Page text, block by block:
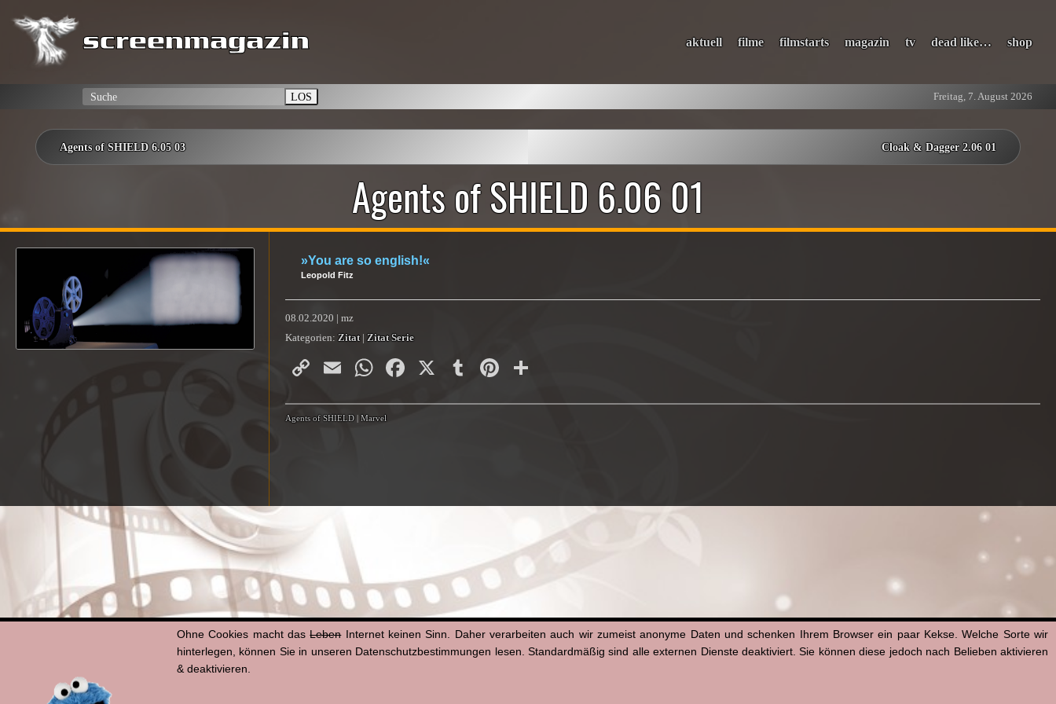
aktuell filme filmstarts magazin tv dead like… shop
LOS Freitag, 7. August 2026
Agents of SHIELD 6.05 03 Cloak & Dagger 2.06 01
Agents of SHIELD 6.06 01
»You are so english!«
Leopold Fitz
08.02.2020 | mz
Kategorien:Zitat |Zitat Serie
CopyEmailWhatsApp
Facebook
X TumblrPinterest
Agents of SHIELD|Marvel
Ohne Cookies macht dasLebenInternet keinen Sinn. Daher verarbeiten auch wir zumeist anonyme Daten und schenken Ihrem Browser ein paar Kekse. Welche Sorte wir
hinterlegen, können Sie in unseren Datenschutzbestimmungen lesen. Standardmäßig sind alle externen Dienste deaktiviert. Sie können diese jedoch nach Belieben aktivieren
& deaktivieren.